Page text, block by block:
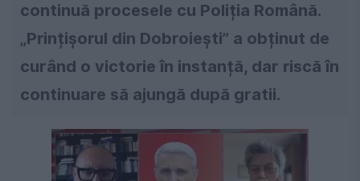
continuă procesele cu Poliția Română.
„Prințișorul din Dobroiești” a obținut de
curând o victorie în instanță, dar riscă în
continuare să ajungă după gratii.